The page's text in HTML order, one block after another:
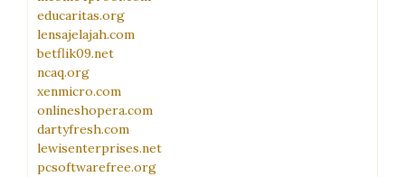
educaritas.org
lensajelajah.com
betflik09.net
ncaq.org
xenmicro.com
onlineshopera.com
dartyfresh.com
lewisenterprises.net
pcsoftwarefree.org